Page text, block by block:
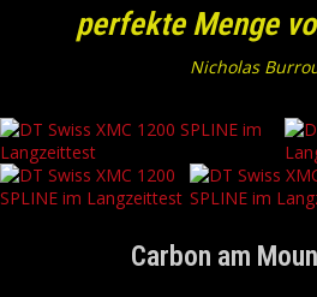
perfekte Menge
Nicholas
Carbon am